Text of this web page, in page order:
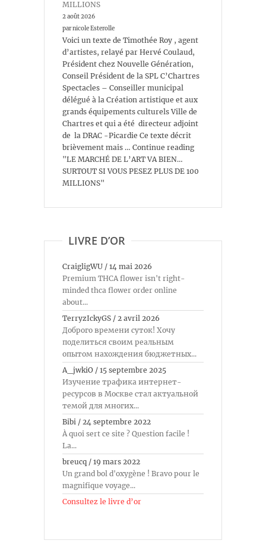
MILLIONS
2 août 2026
par nicole Esterolle
Voici un texte de Timothée Roy , agent
d’artistes, relayé par Hervé Coulaud,
Président chez Nouvelle Génération,
Conseil Président de la SPL C’Chartres
Spectacles – Conseiller municipal
délégué à la Création artistique et aux
grands équipements culturels Ville de
Chartres et qui a été directeur adjoint
de la DRAC -Picardie Ce texte décrit
brièvement mais … Continue reading
"LE MARCHÉ DE L’ART VA BIEN…
SURTOUT SI VOUS PESEZ PLUS DE 100
MILLIONS"
LIVRE D’OR
CraigligWU / 14 mai 2026
Premium THCA flower isn't right-
minded thca flower order online
about...
TerryzIckyGS / 2 avril 2026
Доброго времени суток! Хочу
поделиться своим реальным
опытом нахождения бюджетных...
A_jwkiO / 15 septembre 2025
Изучение трафика интернет-
ресурсов в Москве стал актуальной
темой для многих...
Bibi / 24 septembre 2022
À quoi sert ce site ? Question facile !
La...
breucq / 19 mars 2022
Un grand bol d'oxygène ! Bravo pour le
magnifique voyage...
Consultez le livre d’or